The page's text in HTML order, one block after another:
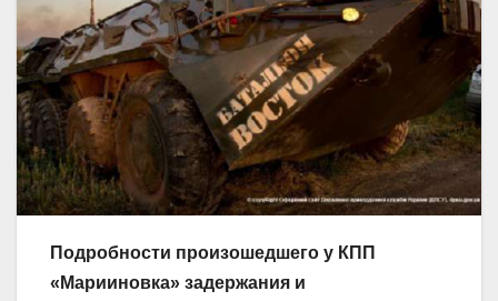
Подробности произошедшего у КПП
«Марииновка» задержания и